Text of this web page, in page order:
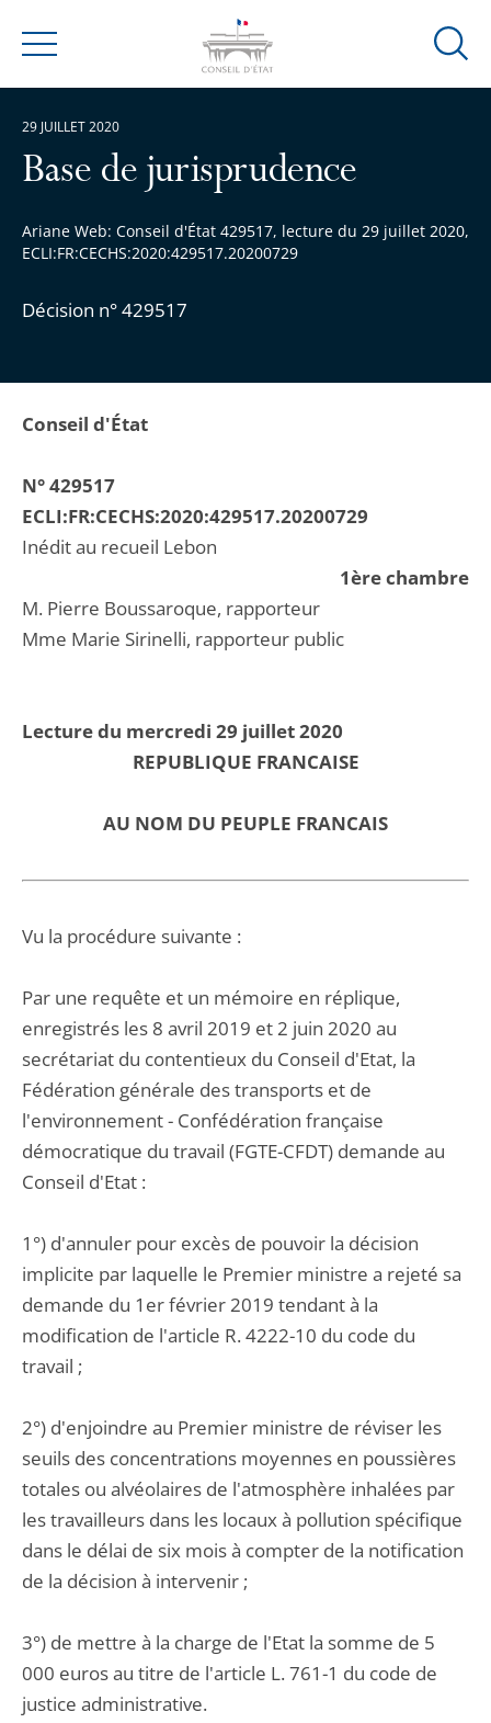
Menu
Ouvrir
Base de jurisprudence
Ariane Web: Conseil d'État 429517, lecture du 29 juillet 2020,
ECLI:FR:CECHS:2020:429517.20200729
Décision n° 429517
29 JUILLET 2020
Conseil d'État
N° 429517
ECLI:FR:CECHS:2020:429517.20200729
Inédit au recueil Lebon
1ère chambre
M. Pierre Boussaroque, rapporteur
Mme Marie Sirinelli, rapporteur public
Lecture du mercredi 29 juillet 2020
REPUBLIQUE FRANCAISE
AU NOM DU PEUPLE FRANCAIS
Vu la procédure suivante :
Par une requête et un mémoire en réplique,
enregistrés les 8 avril 2019 et 2 juin 2020 au
secrétariat du contentieux du Conseil d'Etat, la
Fédération générale des transports et de
l'environnement - Confédération française
démocratique du travail (FGTE-CFDT) demande au
Conseil d'Etat :
1°) d'annuler pour excès de pouvoir la décision
implicite par laquelle le Premier ministre a rejeté sa
demande du 1er février 2019 tendant à la
modification de l'article R. 4222-10 du code du
travail ;
2°) d'enjoindre au Premier ministre de réviser les
seuils des concentrations moyennes en poussières
totales ou alvéolaires de l'atmosphère inhalées par
les travailleurs dans les locaux à pollution spécifique
dans le délai de six mois à compter de la notification
de la décision à intervenir ;
3°) de mettre à la charge de l'Etat la somme de 5
000 euros au titre de l'article L. 761-1 du code de
justice administrative.